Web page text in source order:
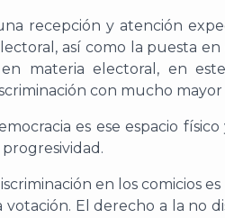
recepción y atención
así como la puesta
en materia electoral, en
con mucho
es ese espacio
en los comicios
votación. El derecho a la